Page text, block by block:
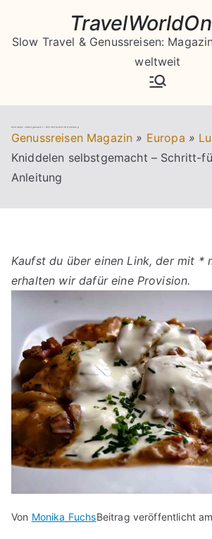
springen
Slow Travel & Genussreisen:
weltweit
Kniddelen selbstgemacht – Schritt-für-Schritt Anleitung
Genussreisen Magazin » Europa »
Kniddelen selbstgemacht – Schritt-
Anleitung
Kaufst du über einen Link, der mit *
erhalten wir dafür eine Provision.
Von Monika FuchsBeitrag veröffentlicht am